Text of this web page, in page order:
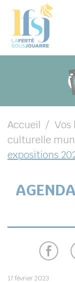
( EN CE
( VOS
Publications
Suivez-nous
Suivez-
Suivez-
Suivez-
Accueil Vos
culturelle
expositions
17 février 2023
Panneau de